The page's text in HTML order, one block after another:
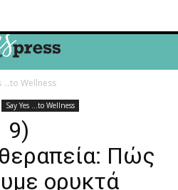
...to Wellness
Say Yes ...to Wellness
9)
Πώς
ορυκτά